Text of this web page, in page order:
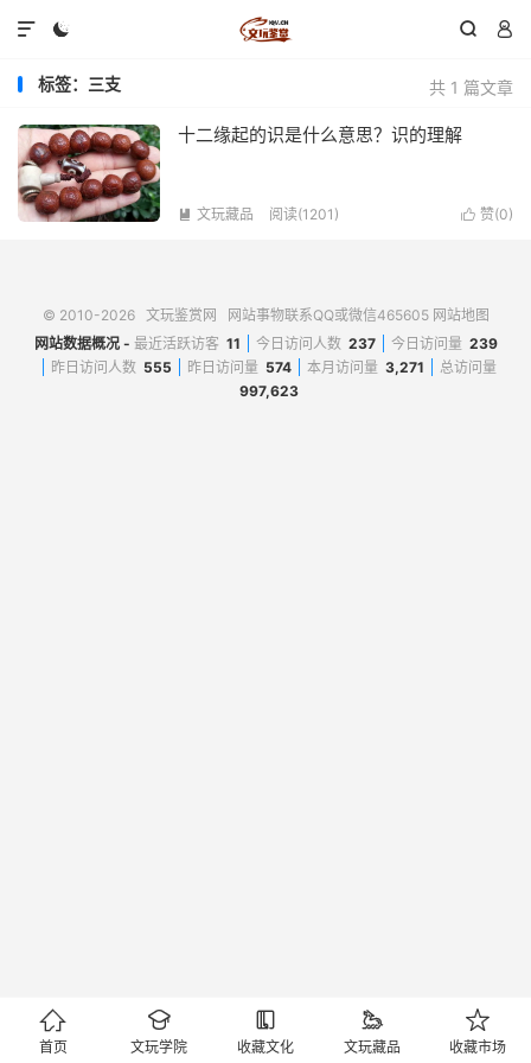
  

共 1 篇文章
标签：三支
十二缘起的识是什么意思？识的理解
 赞(0)
 文玩藏品 阅读(1201)
© 2010-2026 文玩鉴赏网 网站事物联系QQ或微信465605 网站地图
网站数据概况 - 最近活跃访客 11 今日访问人数 237 今日访问量 239
昨日访问人数 555 昨日访问量 574 本月访问量 3,271
总访问量
997,623

首页

文玩学院

收藏文化

文玩藏品

收藏市场